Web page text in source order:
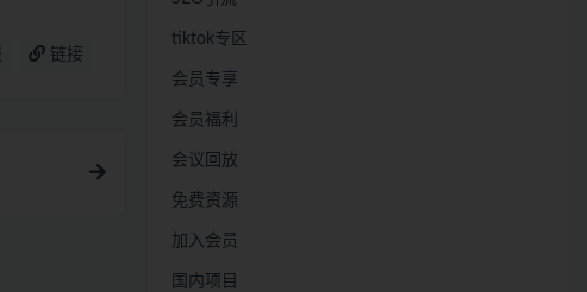
链接
tiktok专区
会员专享
会员福利
会议回放
免费资源
加入会员
国内项目